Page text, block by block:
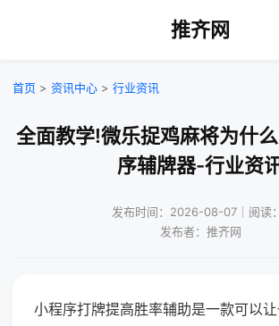
推齐网
首页 > 资讯中心 > 行业资讯
全面教学!微乐捉鸡麻将为什
序辅牌器-行业资
发布时间：2026-08-07｜阅读
发布者：推齐网
小程序打牌提高胜率辅助是一款可以